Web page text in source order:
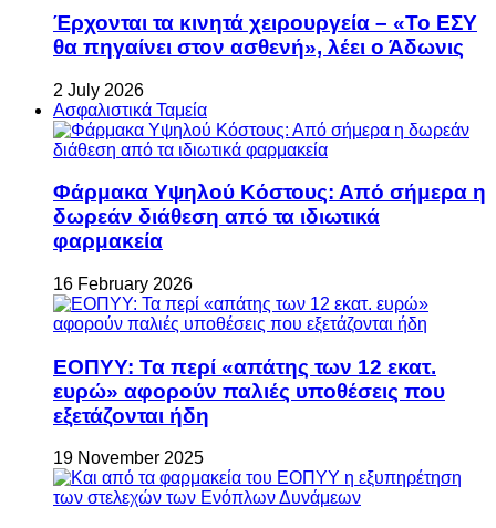
Έρχονται τα κινητά χειρουργεία – «Το ΕΣΥ
θα πηγαίνει στον ασθενή», λέει ο Άδωνις
2 July 2026
Ασφαλιστικά Ταμεία
Φάρμακα Υψηλού Κόστους: Από σήμερα η
δωρεάν διάθεση από τα ιδιωτικά
φαρμακεία
16 February 2026
ΕΟΠΥΥ: Τα περί «απάτης των 12 εκατ.
ευρώ» αφορούν παλιές υποθέσεις που
εξετάζονται ήδη
19 November 2025